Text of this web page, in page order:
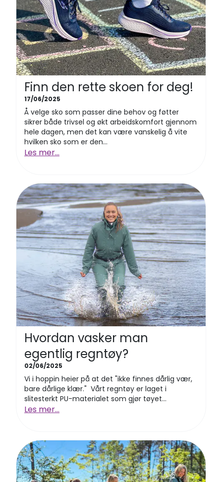
Finn den rette skoen for deg!
17/06/2025
Å velge sko som passer dine behov og føtter
sikrer både trivsel og økt arbeidskomfort gjennom
hele dagen, men det kan være vanskelig å vite
hvilken sko som er den...
Les mer...
Hvordan vasker man
egentlig regntøy?
02/06/2025
Vi i hoppin heier på at det "ikke finnes dårlig vær,
bare dårlige klær." Vårt regntøy er laget i
slitesterkt PU-materialet som gjør tøyet...
Les mer...